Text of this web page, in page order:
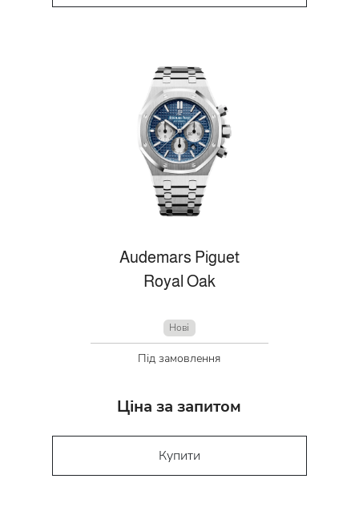
Audemars Piguet
Royal Oak
Нові
Під замовлення
Ціна за запитом
Купити